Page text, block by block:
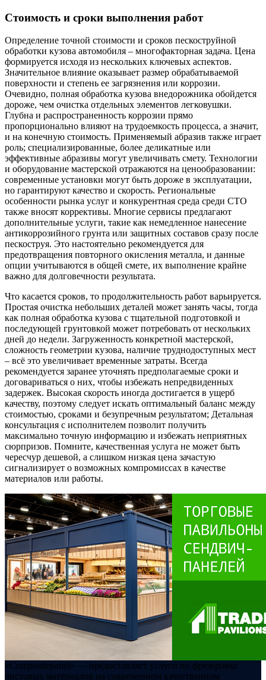
Стоимость и сроки выполнения работ
Определение точной стоимости и сроков пескоструйной
обработки кузова автомобиля – многофакторная задача. Цена
формируется исходя из нескольких ключевых аспектов.
Значительное влияние оказывает размер обрабатываемой
поверхности и степень ее загрязнения или коррозии.
Очевидно, полная обработка кузова внедорожника обойдется
дороже, чем очистка отдельных элементов легковушки.
Глубна и распространенность коррозии прямо
пропорционально влияют на трудоемкость процесса, а значит,
и на конечную стоимость. Применяемый абразив также играет
роль; специализированные, более деликатные или
эффективные абразивы могут увеличивать смету. Технологии
и оборудование мастерской отражаются на ценообразовании:
современные установки могут быть дороже в эксплуатации,
но гарантируют качество и скорость. Региональные
особенности рынка услуг и конкурентная среда среди СТО
также вносят коррективы. Многие сервисы предлагают
дополнительные услуги, такие как немедленное нанесение
антикоррозийного грунта или защитных составов сразу после
пескоструя. Это настоятельно рекомендуется для
предотвращения повторного окисления металла, и данные
опции учитываются в общей смете, их выполнение крайне
важно для долговечности результата.
Что касается сроков, то продолжительность работ варьируется.
Простая очистка небольших деталей может занять часы, тогда
как полная обработка кузова с тщательной подготовкой и
последующей грунтовкой может потребовать от нескольких
дней до недели. Загруженность конкретной мастерской,
сложность геометрии кузова, наличие труднодоступных мест
– всё это увеличивает временные затраты. Всегда
рекомендуется заранее уточнять предполагаемые сроки и
договариваться о них, чтобы избежать непредвиденных
задержек. Высокая скорость иногда достигается в ущерб
качеству, поэтому следует искать оптимальный баланс между
стоимостью, сроками и безупречным результатом; Детальная
консультация с исполнителем позволит получить
максимально точную информацию и избежать неприятных
сюрпризов. Помните, качественная услуга не может быть
чересчур дешевой, а слишком низкая цена зачастую
сигнализирует о возможных компромиссах в качестве
материалов или работы.
«Compositepanel» ― предоставляет услуги по фрезеровке
листовых материалов на современном качественном